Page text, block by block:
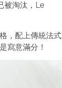
被淘汰，Le
，配上傳統法式
寫意滿分！